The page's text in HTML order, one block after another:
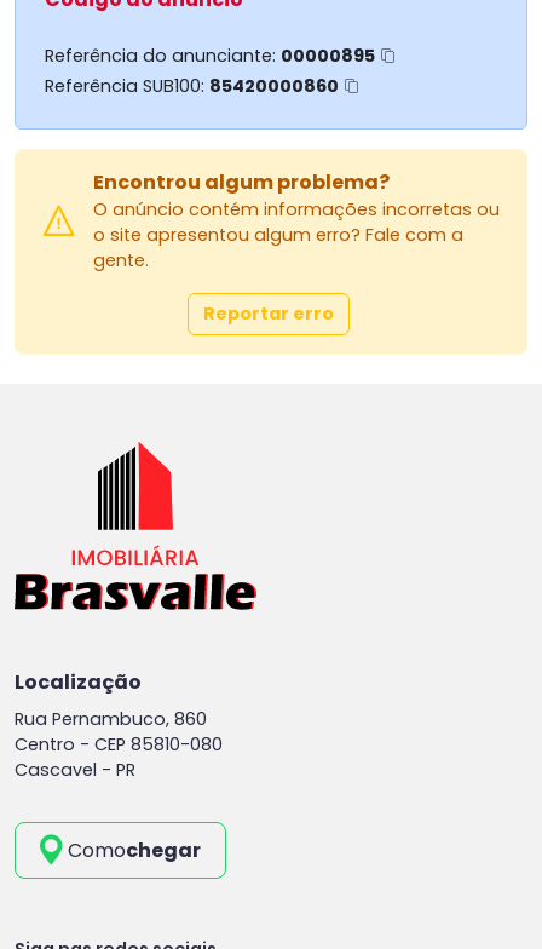
- Apto a financiamento
Referência do anunciante: 00000895
Referência SUB100: 85420000860
Encontrou algum problema?
O anúncio contém informações incorretas ou
o site apresentou algum erro? Fale com a
gente.
Reportar erro
Localização
Rua Pernambuco, 860
Centro - CEP 85810-080
Cascavel - PR
Comochegar